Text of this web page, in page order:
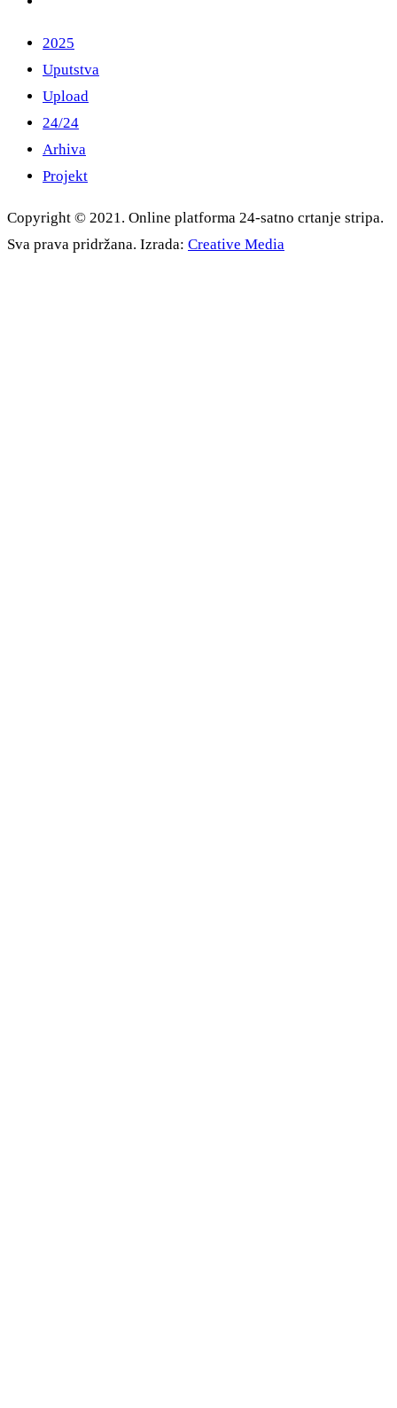
2025
Uputstva
Upload
24/24
Arhiva
Projekt
Copyright © 2021. Online platforma 24-satno crtanje stripa.
Sva prava pridržana. Izrada: Creative Media